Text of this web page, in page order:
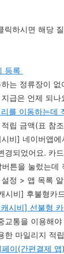
릭하시면 해당
등록
는 정류장이 없
급은 언제 되나
를 이동하는데
립 금액(표 참
비] 네이버앱
경되었어요. 카
튼을 눌렀는데
정 > 앱 목록
시비] 후불형카
시비] 선불형
교통을 이용해
한 마일리지 적
페이(간편결제